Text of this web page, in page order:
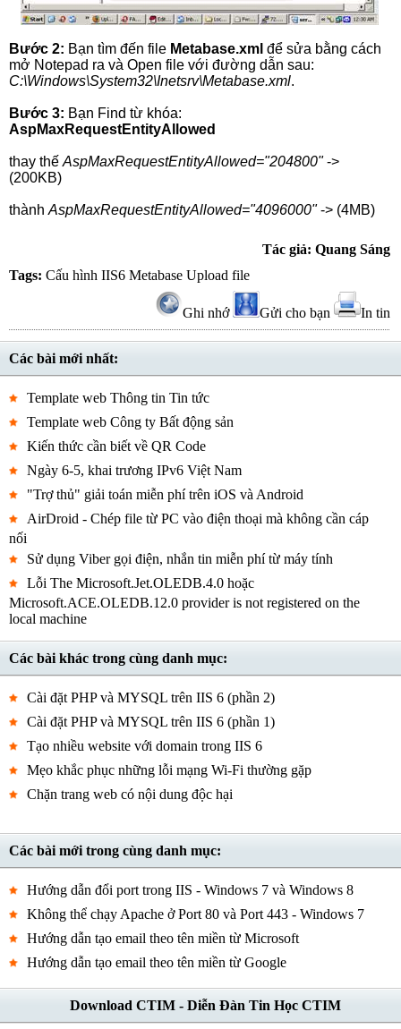
Bước 2: Bạn tìm đến file Metabase.xml để sửa bằng cách
mở Notepad ra và Open file với đường dẫn sau:
C:\Windows\System32\Inetsrv\Metabase.xml.
Bước 3: Bạn Find từ khóa:
AspMaxRequestEntityAllowed
thay thế AspMaxRequestEntityAllowed="204800"->
(200KB)
thành AspMaxRequestEntityAllowed="4096000"-> (4MB)
Tác giả: Quang Sáng
Tags: Cấu hình IIS6 Metabase Upload file
Ghi nhớ Gửi cho bạn In tin
Các bài mới nhất:
Template web Thông tin Tin tức
Template web Công ty Bất động sản
Kiến thức cần biết về QR Code
Ngày 6-5, khai trương IPv6 Việt Nam
"Trợ thủ" giải toán miễn phí trên iOS và Android
AirDroid - Chép file từ PC vào điện thoại mà không cần cáp
nối
Sử dụng Viber gọi điện, nhắn tin miễn phí từ máy tính
Lỗi The Microsoft.Jet.OLEDB.4.0 hoặc
Microsoft.ACE.OLEDB.12.0 provider is not registered on the
local machine
Các bài khác trong cùng danh mục:
Cài đặt PHP và MYSQL trên IIS 6 (phần 2)
Cài đặt PHP và MYSQL trên IIS 6 (phần 1)
Tạo nhiều website với domain trong IIS 6
Mẹo khắc phục những lỗi mạng Wi-Fi thường gặp
Chặn trang web có nội dung độc hại
Các bài mới trong cùng danh mục:
Hướng dẫn đổi port trong IIS - Windows 7 và Windows 8
Không thể chạy Apache ở Port 80 và Port 443 - Windows 7
Hướng dẫn tạo email theo tên miền từ Microsoft
Hướng dẫn tạo email theo tên miền từ Google
Download CTIM - Diễn Đàn Tin Học CTIM